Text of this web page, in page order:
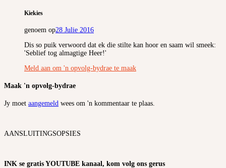
Kiekies
genoem op28 Julie 2016
Dis so puik verwoord dat ek die stilte kan hoor en saam wil smeek:
'Seblief tog almagtige Heer!'
Meld aan om 'n opvolg-bydrae te maak
Maak 'n opvolg-bydrae
Jy moet aangemeld wees om 'n kommentaar te plaas.
AANSLUITINGSOPSIES
INK se gratis YOUTUBE kanaal, kom volg ons gerus